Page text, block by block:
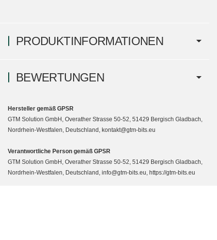
PRODUKTINFORMATIONEN
BEWERTUNGEN
Hersteller gemäß GPSR
GTM Solution GmbH, Overather Strasse 50-52, 51429 Bergisch Gladbach,
Nordrhein-Westfalen, Deutschland, kontakt@gtm-bits.eu
Verantwortliche Person gemäß GPSR
GTM Solution GmbH, Overather Strasse 50-52, 51429 Bergisch Gladbach,
Nordrhein-Westfalen, Deutschland, info@gtm-bits.eu, https://gtm-bits.eu